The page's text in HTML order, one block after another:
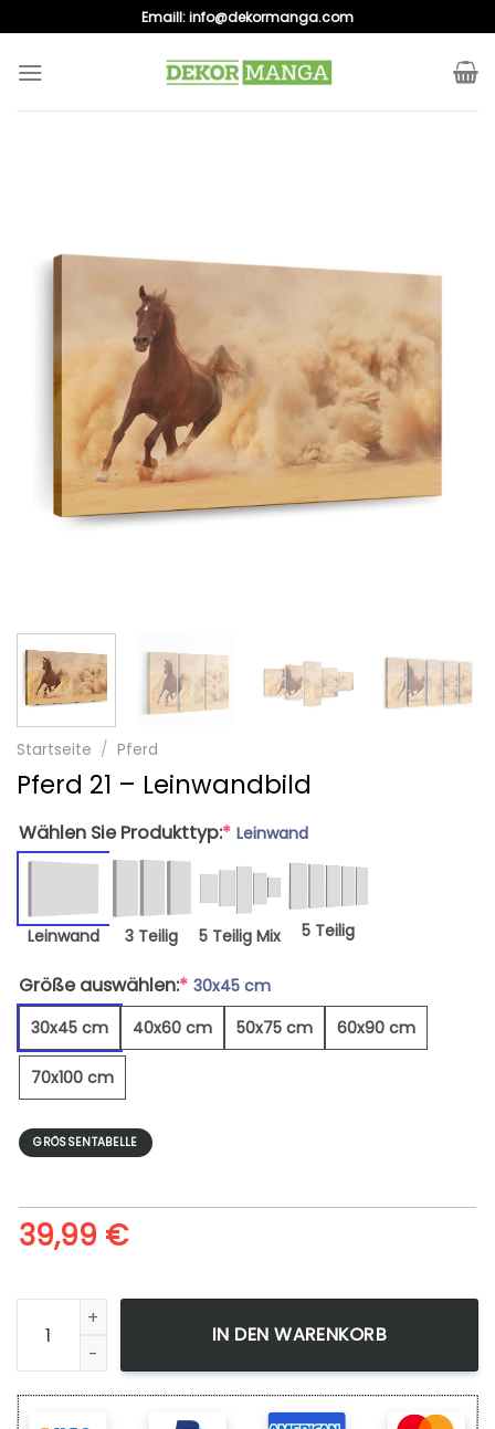
to
content
Emaill:info@dekormanga.com
Startseite / Pferd
Pferd 21 – Leinwandbild
Wählen Sie Produkttyp:* Leinwand
Leinwand 3 Teilig 5 Teilig Mix 5 Teilig
Größe auswählen:* 30x45 cm
30x45 cm
40x60 cm 50x75 cm 60x90 cm
70x100 cm
GRÖSSENTABELLE
39,99 €
Pferd 21 - Leinwandbild Menge
IN DEN WARENKORB